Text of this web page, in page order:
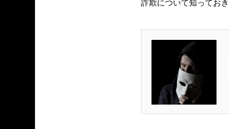
詐欺について知っておき